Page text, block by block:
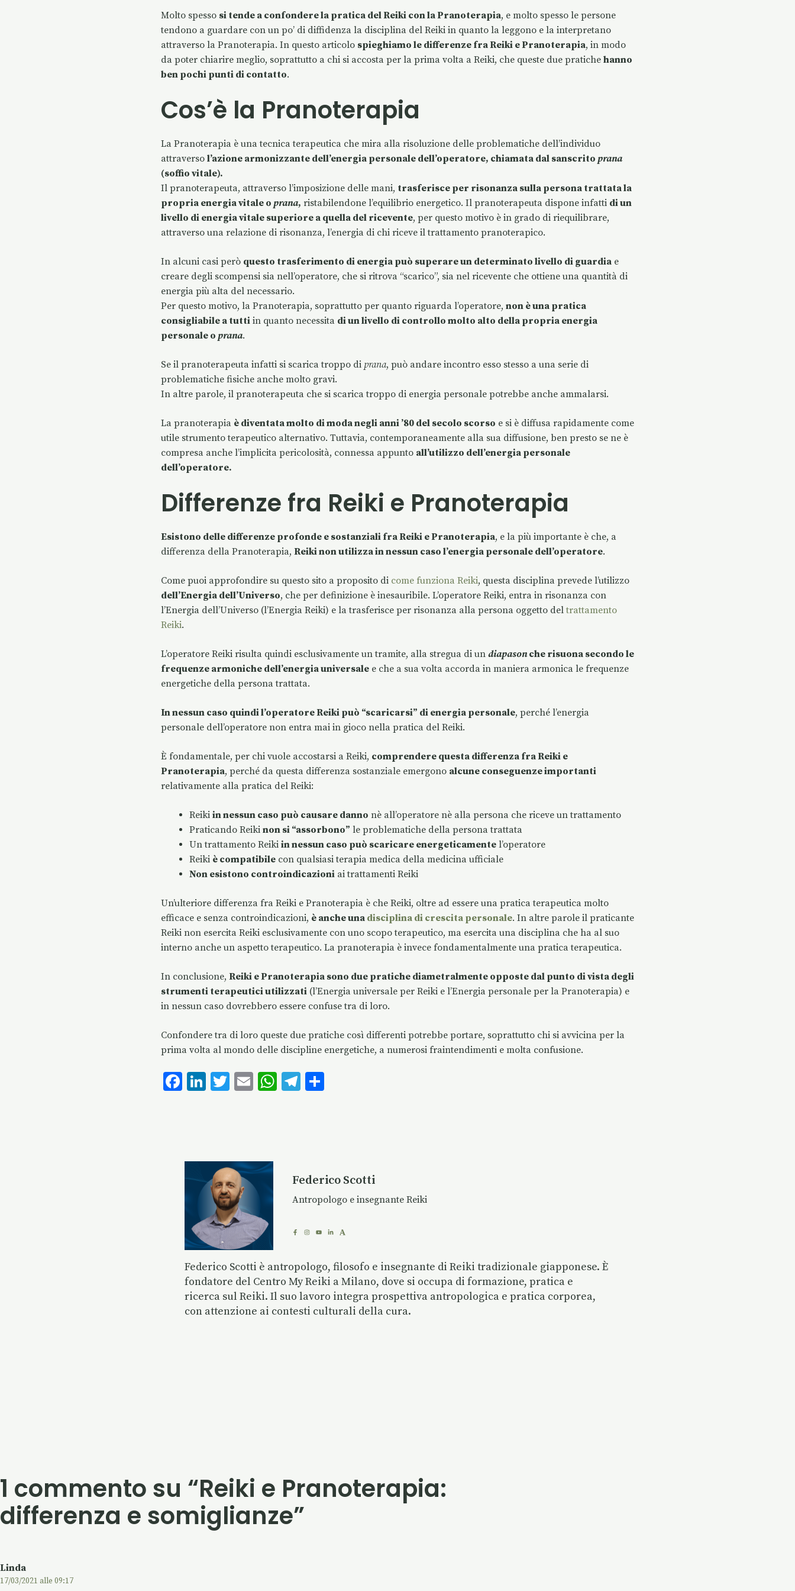
e
b
o
o
k
k
e
dI
n
it
te
r
ai
l
at
s
A
p
p
eg
ra
m
n
di
vi
Molto spesso si tende a confondere la pratica del Reiki con la Pranoterapia, e molto spesso le persone
tendono a guardare con un po’ di diffidenza la disciplina del Reiki in quanto la leggono e la interpretano
attraverso la Pranoterapia. In questo articolo spieghiamo le differenze fra Reiki e Pranoterapia, in modo
da poter chiarire meglio, soprattutto a chi si accosta per la prima volta a Reiki, che queste due pratiche hanno
ben pochi punti di contatto.
Cos’è la Pranoterapia
La Pranoterapia è una tecnica terapeutica che mira alla risoluzione delle problematiche dell’individuo
attraverso l’azione armonizzante dell’energia personale dell’operatore, chiamata dal sanscrito prana
(soffio vitale).
Il pranoterapeuta, attraverso l’imposizione delle mani, trasferisce per risonanza sulla persona trattata la
propria energia vitale o prana, ristabilendone l’equilibrio energetico. Il pranoterapeuta dispone infatti di un
livello di energia vitale superiore a quella del ricevente, per questo motivo è in grado di riequilibrare,
attraverso una relazione di risonanza, l’energia di chi riceve il trattamento pranoterapico.
In alcuni casi però questo trasferimento di energia può superare un determinato livello di guardia e
creare degli scompensi sia nell’operatore, che si ritrova “scarico”, sia nel ricevente che ottiene una quantità di
energia più alta del necessario.
Per questo motivo, la Pranoterapia, soprattutto per quanto riguarda l’operatore, non è una pratica
consigliabile a tutti in quanto necessita di un livello di controllo molto alto della propria energia
personale o prana.
Se il pranoterapeuta infatti si scarica troppo di prana, può andare incontro esso stesso a una serie di
problematiche fisiche anche molto gravi.
In altre parole, il pranoterapeuta che si scarica troppo di energia personale potrebbe anche ammalarsi.
La pranoterapia è diventata molto di moda negli anni ’80 del secolo scorso e si è diffusa rapidamente come
utile strumento terapeutico alternativo. Tuttavia, contemporaneamente alla sua diffusione, ben presto se ne è
compresa anche l’implicita pericolosità, connessa appunto all’utilizzo dell’energia personale
dell’operatore.
Differenze fra Reiki e Pranoterapia
Esistono delle differenze profonde e sostanziali fra Reiki e Pranoterapia, e la più importante è che, a
differenza della Pranoterapia, Reiki non utilizza in nessun caso l’energia personale dell’operatore.
Come puoi approfondire su questo sito a proposito di come funziona Reiki, questa disciplina prevede l’utilizzo
dell’Energia dell’Universo, che per definizione è inesauribile. L’operatore Reiki, entra in risonanza con
l’Energia dell’Universo (l’Energia Reiki) e la trasferisce per risonanza alla persona oggetto deltrattamento
Reiki.
L’operatore Reiki risulta quindi esclusivamente un tramite, alla stregua di un diapasonche risuona secondo le
frequenze armoniche dell’energia universale e che a sua volta accorda in maniera armonica le frequenze
energetiche della persona trattata.
In nessun caso quindi l’operatore Reiki può “scaricarsi” di energia personale, perché l’energia
personale dell’operatore non entra mai in gioco nella pratica del Reiki.
È fondamentale, per chi vuole accostarsi a Reiki, comprendere questa differenza fra Reiki e
Pranoterapia, perché da questa differenza sostanziale emergono alcune conseguenze importanti
relativamente alla pratica del Reiki:
Reiki in nessun caso può causare danno nè all’operatore nè alla persona che riceve un trattamento
Praticando Reiki non si “assorbono” le problematiche della persona trattata
Un trattamento Reiki in nessun caso può scaricare energeticamente l’operatore
Reiki è compatibile con qualsiasi terapia medica della medicina ufficiale
Non esistono controindicazioni ai trattamenti Reiki
Un’ulteriore differenza fra Reiki e Pranoterapia è che Reiki, oltre ad essere una pratica terapeutica molto
efficace e senza controindicazioni, è anche una disciplina di crescita personale. In altre parole il praticante
Reiki non esercita Reiki esclusivamente con uno scopo terapeutico, ma esercita una disciplina che ha al suo
interno anche un aspetto terapeutico. La pranoterapia è invece fondamentalmente una pratica terapeutica.
In conclusione, Reiki e Pranoterapia sono due pratiche diametralmente opposte dal punto di vista degli
strumenti terapeutici utilizzati (l’Energia universale per Reiki e l’Energia personale per la Pranoterapia) e
in nessun caso dovrebbero essere confuse tra di loro.
Confondere tra di loro queste due pratiche così differenti potrebbe portare, soprattutto chi si avvicina per la
prima volta al mondo delle discipline energetiche, a numerosi fraintendimenti e molta confusione.
F
o
o
k
Li
dI
n
T
r
E
W T
di
Federico Scotti
Antropologo e insegnante Reiki
Federico Scotti è antropologo, filosofo e insegnante di Reiki tradizionale giapponese. È
fondatore del Centro My Reiki a Milano, dove si occupa di formazione, pratica e
ricerca sul Reiki. Il suo lavoro integra prospettiva antropologica e pratica corporea,
con attenzione ai contesti culturali della cura.
1 commento su “Reiki e Pranoterapia:
differenza e somiglianze”
Linda
17/03/2021 alle 09:17